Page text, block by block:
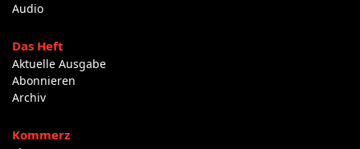
Audio
Das Heft
Aktuelle Ausgabe
Abonnieren
Archiv
Kommerz